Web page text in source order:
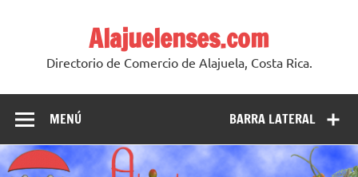
Alajuelenses.com
Directorio de Comercio de Alajuela, Costa Rica.
BARRA LATERAL
MENÚ